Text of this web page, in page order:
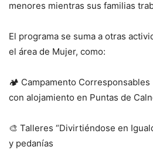
menores mientras sus familias
El programa se suma a otras
el área de Mujer, como:
🏕️ Campamento Corresponsables
con alojamiento en Puntas de
🎨 Talleres “Divirtiéndose en
y pedanías